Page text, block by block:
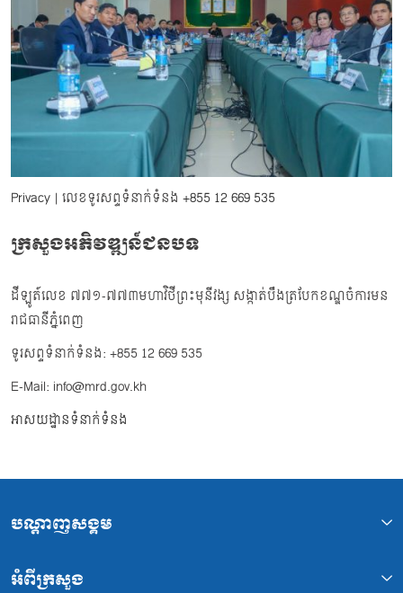
Privacy | លេខទូរសព្ទទំនាក់ទំនង +855 12 669 535
ក្រសួងអភិវឌ្ឍន៍ជនបទ
ដីឡូត៍លេខ ៧៧១-៧៧៣មហាវិថីព្រះមុនីវង្ស សង្កាត់បឹងត្របែកខណ្ឌចំការមន
រាជធានីភ្នំពេញ
ទូរសព្ទទំនាក់ទំនង: +855 12 669 535
E-Mail: info@mrd.gov.kh
អាសយដ្ឋានទំនាក់ទំនង
បណ្ដាញសង្គម
អំពីក្រសួង